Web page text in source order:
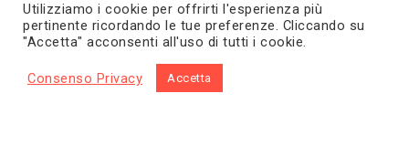
Utilizziamo i cookie per offrirti l'esperienza più
pertinente ricordando le tue preferenze. Cliccando su
"Accetta" acconsenti all'uso di tutti i cookie.
Consenso Privacy Accetta